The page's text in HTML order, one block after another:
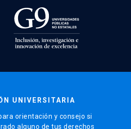
UNIVERSITARIA
orientación y consejo si
alguno de tus derechos